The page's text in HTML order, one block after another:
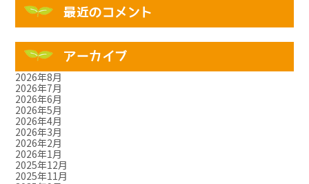
最近のコメント
アーカイブ
2026年8月
2026年7月
2026年6月
2026年5月
2026年4月
2026年3月
2026年2月
2026年1月
2025年12月
2025年11月